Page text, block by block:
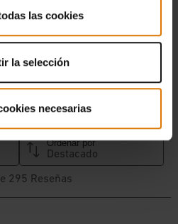
las cookies
la selección
necesarias